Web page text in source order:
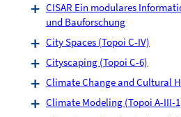
CISAR Ein modulares
und Bauforschung
City Spaces (Topoi C-IV)
Cityscaping (Topoi C-6)
Climate Change and Cultural
Climate Modeling (Topoi A-III-